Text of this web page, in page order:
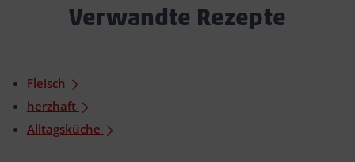
Verwandte Rezepte
Fleisch
herzhaft
Alltagsküche